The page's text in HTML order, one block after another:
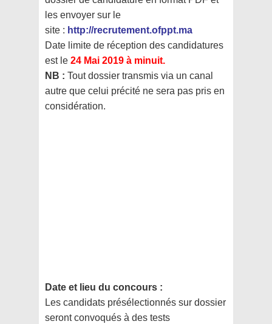
les envoyer sur le
site : http://recrutement.ofppt.ma
Date limite de réception des candidatures
est le 24 Mai 2019 à minuit.
NB : Tout dossier transmis via un canal
autre que celui précité ne sera pas pris en
considération.
Date et lieu du concours :
Les candidats présélectionnés sur dossier
seront convoqués à des tests